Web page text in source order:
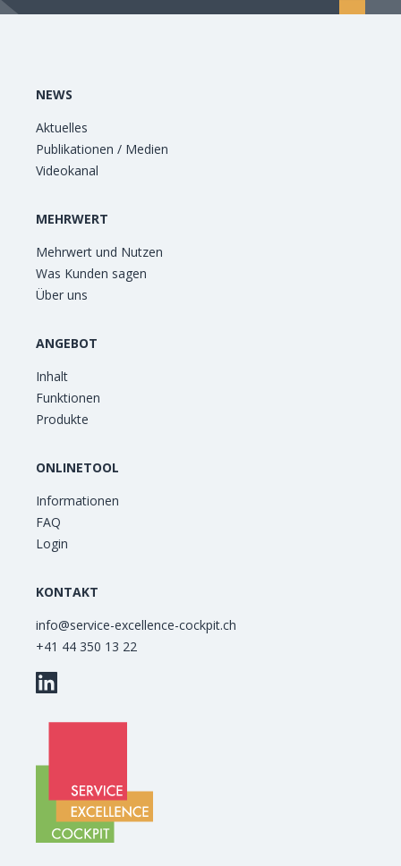
NEWS
Aktuelles
Publikationen / Medien
Videokanal
MEHRWERT
Mehrwert und Nutzen
Was Kunden sagen
Über uns
ANGEBOT
Inhalt
Funktionen
Produkte
ONLINETOOL
Informationen
FAQ
Login
KONTAKT
info@service-excellence-cockpit.ch
+41 44 350 13 22